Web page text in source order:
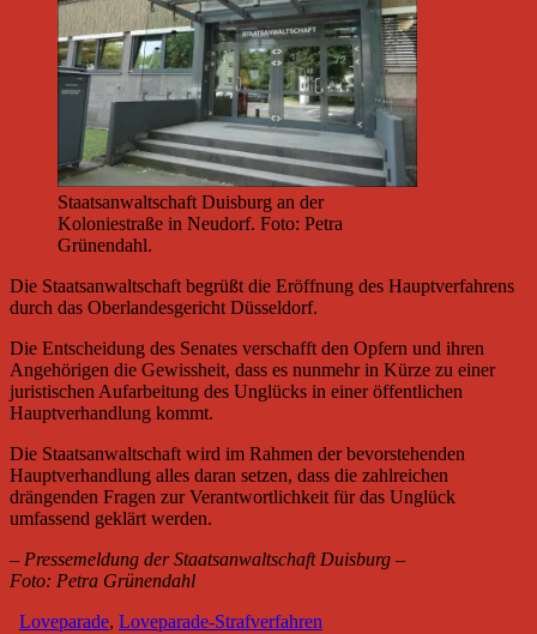
Staatsanwaltschaft Duisburg an der
Koloniestraße in Neudorf. Foto: Petra
Grünendahl.
Die Staatsanwaltschaft begrüßt die Eröffnung des Hauptverfahrens
durch das Oberlandesgericht Düsseldorf.
Die Entscheidung des Senates verschafft den Opfern und ihren
Angehörigen die Gewissheit, dass es nunmehr in Kürze zu einer
juristischen Aufarbeitung des Unglücks in einer öffentlichen
Hauptverhandlung kommt.
Die Staatsanwaltschaft wird im Rahmen der bevorstehenden
Hauptverhandlung alles daran setzen, dass die zahlreichen
drängenden Fragen zur Verantwortlichkeit für das Unglück
umfassend geklärt werden.
– Pressemeldung der Staatsanwaltschaft Duisburg –
Foto: Petra Grünendahl
Loveparade, Loveparade-Strafverfahren